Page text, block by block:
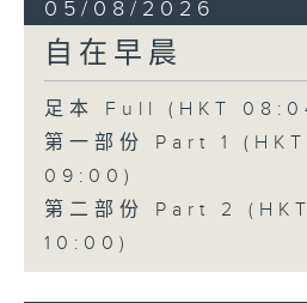
05/08/2026
自在早晨
足本 Full (HKT
第一部份 Part 1
09:00)
第二部份 Part 2
10:00)